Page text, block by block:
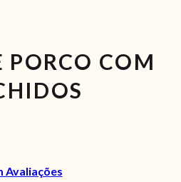
PORCO COM
Avaliações